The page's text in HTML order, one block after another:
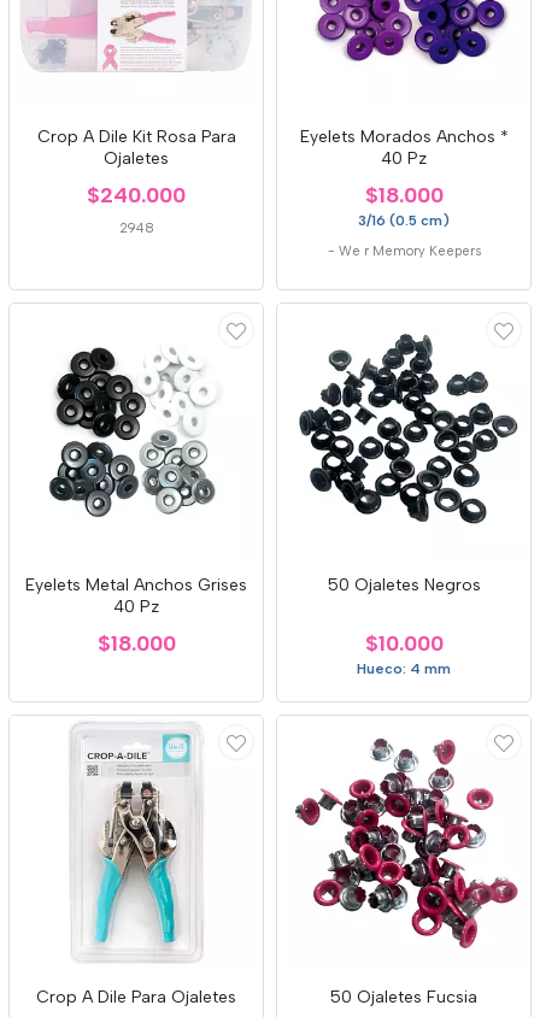
Crop A Dile Kit Rosa Para
Ojaletes
$240.000
2948
Eyelets Morados Anchos *
40 Pz
$18.000
3/16 (0.5 cm)
- We r Memory Keepers
Eyelets Metal Anchos Grises
40 Pz
$18.000
50 Ojaletes Negros
$10.000
Hueco: 4 mm
Crop A Dile Para Ojaletes 50 Ojaletes Fucsia